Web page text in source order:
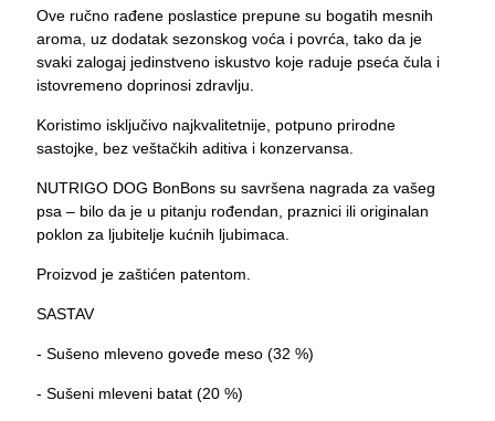
Ove ručno rađene poslastice prepune su bogatih mesnih
aroma, uz dodatak sezonskog voća i povrća, tako da je
svaki zalogaj jedinstveno iskustvo koje raduje pseća čula i
istovremeno doprinosi zdravlju.
Koristimo isključivo najkvalitetnije, potpuno prirodne
sastojke, bez veštačkih aditiva i konzervansa.
NUTRIGO DOG BonBons su savršena nagrada za vašeg
psa – bilo da je u pitanju rođendan, praznici ili originalan
poklon za ljubitelje kućnih ljubimaca.
Proizvod je zaštićen patentom.
SASTAV
- Sušeno mleveno goveđe meso (32 %)
- Sušeni mleveni batat (20 %)